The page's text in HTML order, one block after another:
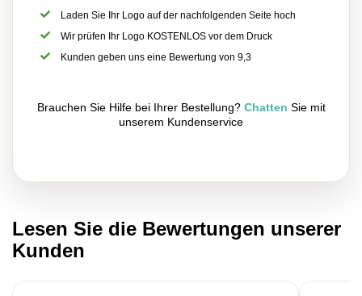
Laden Sie Ihr Logo auf der nachfolgenden Seite hoch
Wir prüfen Ihr Logo KOSTENLOS vor dem Druck
Kunden geben uns eine Bewertung von 9,3
Brauchen Sie Hilfe bei Ihrer Bestellung? Chatten Sie mit
unserem Kundenservice
Lesen Sie die Bewertungen unserer
Kunden